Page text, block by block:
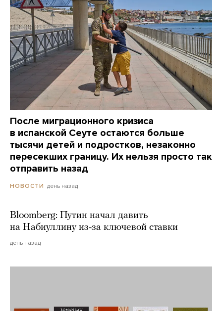
После миграционного кризиса
в испанской Сеуте остаются больше
тысячи детей и подростков, незаконно
пересекших границу. Их нельзя просто так
отправить назад
НОВОСТИ день назад
Bloomberg: Путин начал давить
на Набиуллину из-за ключевой ставки
день назад